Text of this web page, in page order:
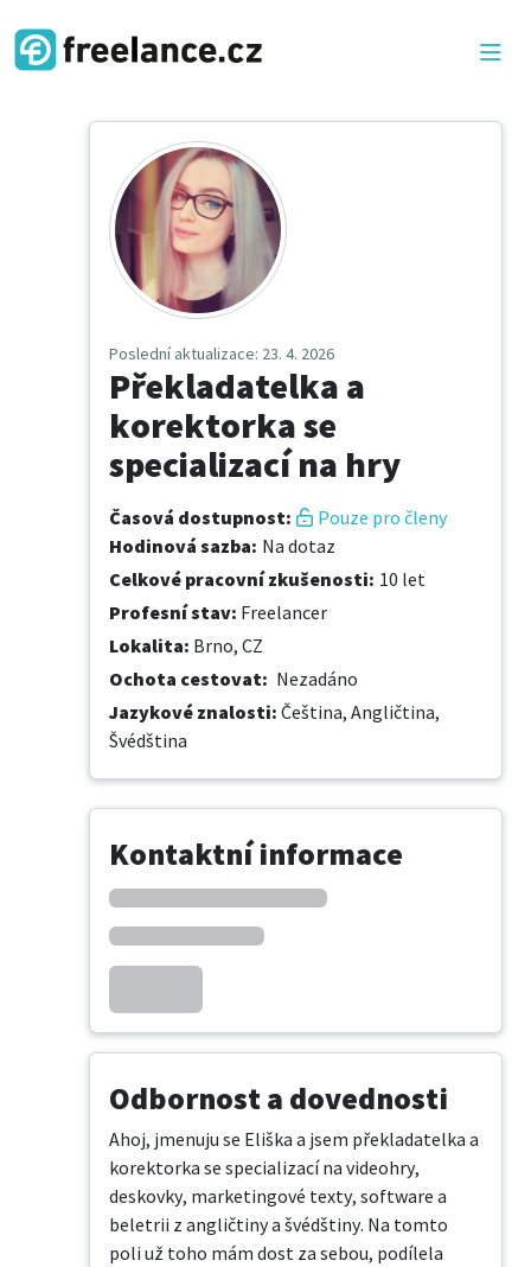
Poslední aktualizace: 23. 4. 2026
Překladatelka a
korektorka se
specializací na hry
Časová dostupnost:
Pouze pro členy
Hodinová sazba: Na dotaz
Celkové pracovní zkušenosti: 10 let
Profesní stav: Freelancer
Lokalita: Brno, CZ
Ochota cestovat: Nezadáno
Jazykové znalosti: Čeština, Angličtina,
Švédština
Kontaktní informace
Odbornost a dovednosti
Ahoj, jmenuju se Eliška a jsem překladatelka a
korektorka se specializací na videohry,
deskovky, marketingové texty, software a
beletrii z angličtiny a švédštiny. Na tomto
poli už toho mám dost za sebou, podílela